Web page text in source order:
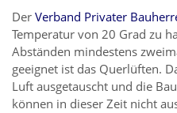
Der Verband Privater
Temperatur von 20 Grad zu
Abständen mindestens
geeignet ist das Querlüften.
Luft ausgetauscht und die
können in dieser Zeit nicht